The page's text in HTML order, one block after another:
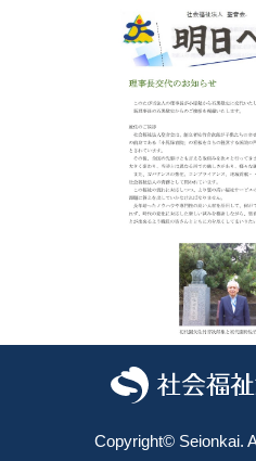
2024.08.19
日へ 21号】が完
Copyright©️ Seionkai.